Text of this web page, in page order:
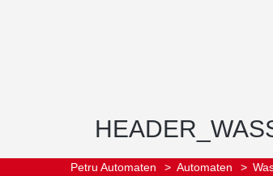
Petru Automaten > Automaten >